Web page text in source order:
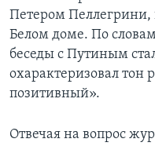
Петером Пеллегрини,
Белом доме. По
беседы с Путиным
охарактеризовал тон
позитивный».
Отвечая на вопрос